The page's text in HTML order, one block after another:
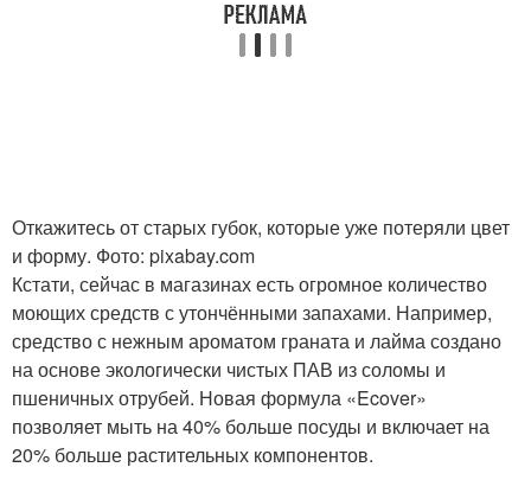
Откажитесь от старых губок, которые уже потеряли цвет
и форму. Фото: pixabay.com
Кстати, сейчас в магазинах есть огромное количество
моющих средств с утончёнными запахами. Например,
средство с нежным ароматом граната и лайма создано
на основе экологически чистых ПАВ из соломы и
пшеничных отрубей. Новая формула «Ecover»
позволяет мыть на 40% больше посуды и включает на
20% больше растительных компонентов.